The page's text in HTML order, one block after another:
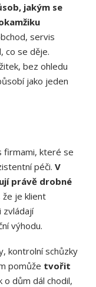
jakým se
servis
co se děje.
bez ohledu
jako jeden
firmami, které se
péči.V
právě drobné
že je klient
zvládají
výhodu.
kontrolní schůzky
pomůže tvořit
o dům dál chodil,